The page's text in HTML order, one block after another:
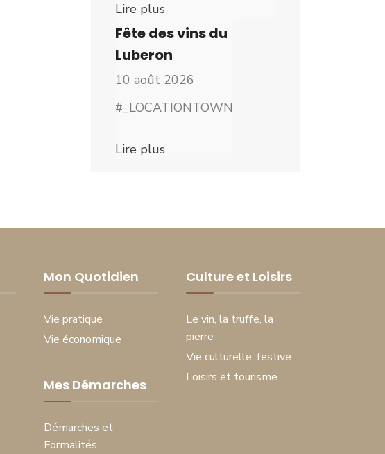
Lire plus
Fête des vins du
Luberon
10 août 2026
#_LOCATIONTOWN
Lire plus
Mon Quotidien
Vie pratique
Vie économique
Mes Démarches
Démarches et
Formalités
Culture et Loisirs
Le vin, la truffe, la
pierre
Vie culturelle, festive
Loisirs et tourisme